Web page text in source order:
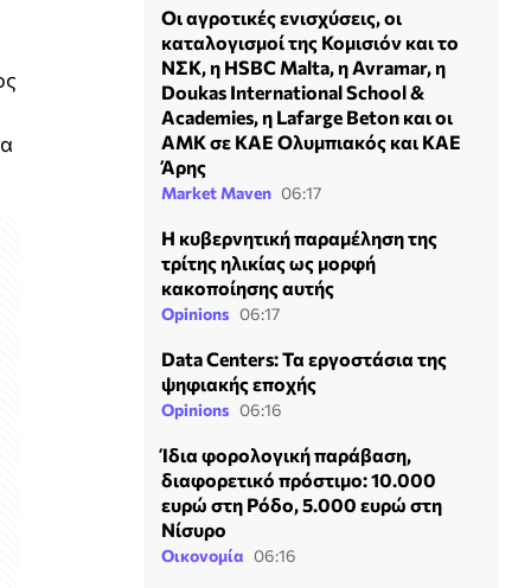
Οι αγροτικές ενισχύσεις, οι
καταλογισμοί της Κομισιόν και το
ΝΣΚ, η HSBC Malta, η Avramar, η
Doukas International School &
Academies, η Lafarge Beton και οι
ΑΜΚ σε KAE Ολυμπιακός και ΚΑΕ
Άρης
Market Maven 06:17
Η κυβερνητική παραμέληση της
τρίτης ηλικίας ως μορφή
κακοποίησης αυτής
Opinions 06:17
Data Centers: Τα εργοστάσια της
ψηφιακής εποχής
Opinions 06:16
Ίδια φορολογική παράβαση,
διαφορετικό πρόστιμο: 10.000
ευρώ στη Ρόδο, 5.000 ευρώ στη
Νίσυρο
Οικονομία 06:16